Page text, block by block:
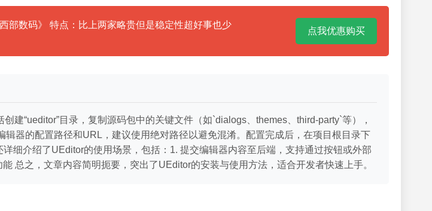
部数码》 特点：比上两家略贵但是稳定性超好事也少
点我优惠购买
建“ueditor”目录，复制源码包中的关键文件（如`dialogs、themes、third-party`等），
器的配置路径和URL，建议使用绝对路径以避免混淆。配置完成后，在项目根目录下
细介绍了UEditor的使用场景，包括：1. 提交编辑器内容至后端，支持通过按钮或外部
总之，文章内容简明扼要，突出了UEditor的安装与使用方法，适合开发者快速上手。